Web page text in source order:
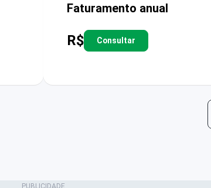
Faturamento anual
R$ Consultar